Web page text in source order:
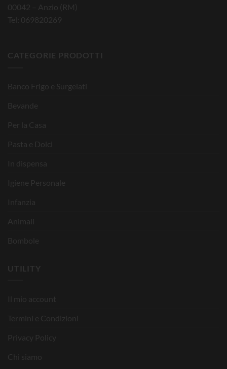
00042 – Anzio (RM)
Tel: 069820269
CATEGORIE PRODOTTI
Banco Frigo e Surgelati
Bevande
Per la Casa
Pasta e Dolci
In dispensa
Igiene Personale
Infanzia
Animali
Bombole
UTILITY
Il mio account
Termini e Condizioni
Privacy Policy
Chi siamo